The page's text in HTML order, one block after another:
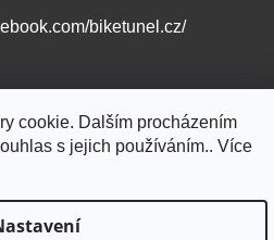
cookie. Dalším procházením
s jejich používáním.. Více
biketunel.cz/
Shoptet
. Všechna práva vyhrazena.